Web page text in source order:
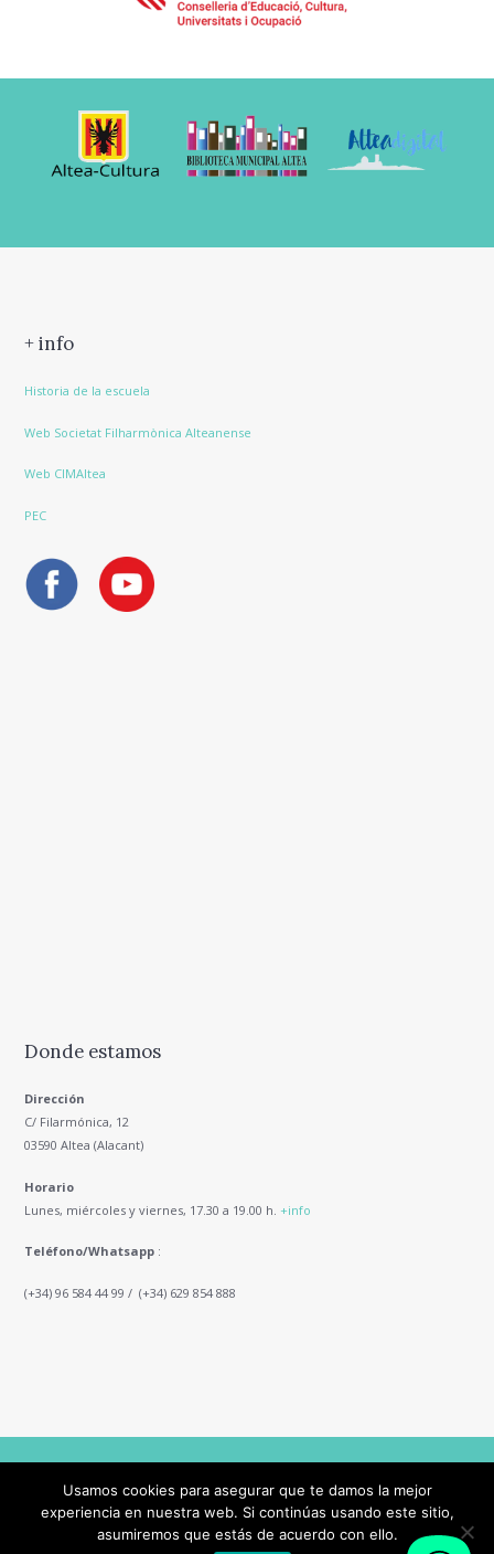
+ info
Historia de la escuela
Web Societat Filharmònica Alteanense
Web CIMAltea
PEC
Donde estamos
Dirección
C/ Filarmónica, 12
03590 Altea (Alacant)
Horario
Lunes, miércoles y viernes, 17.30 a 19.00 h. +info
Teléfono/Whatsapp :
(+34) 96 584 44 99 / (+34) 629 854 888
as a development site. Switch to a production
Usamos cookies para asegurar que te damos la mejor
experiencia en nuestra web. Si continúas usando este sitio,
asumiremos que estás de acuerdo con ello.